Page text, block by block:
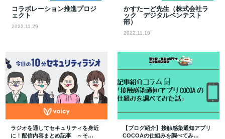
コラボレーション推進プロジ
ェクト
2022.11.29
かすたーど先生（株式会社ラ
ック デジタルペンテスト
部）
2022.11.18
ラジオを通してセキュリティを身近
に！配信内容まとめ記事 ～そ…
【ブログ紹介】接触感染通知アプリ
COCOAの仕組みを調べてみ…